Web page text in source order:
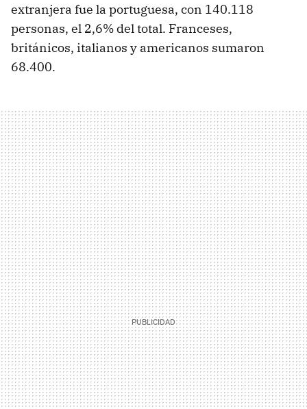
extranjera fue la portuguesa, con 140.118
personas, el 2,6% del total. Franceses,
británicos, italianos y americanos sumaron
68.400.